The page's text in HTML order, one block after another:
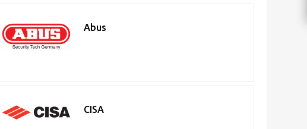
Abus
CISA